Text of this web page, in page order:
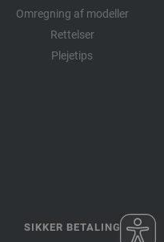
Omregning af modeller
Rettelser
Plejetips
SIKKER BETALING